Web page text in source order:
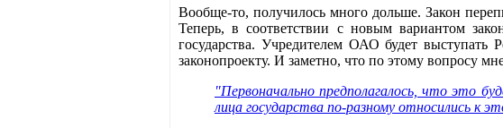
Вообще-то, получилось много дольше. Закон
Теперь, в соответствии с новым вариантом
государства. Учредителем ОАО будет выступать
законопроекту. И заметно, что по этому вопросу
"Первоначально предполагалось, что это
лица государства по-разному относились к